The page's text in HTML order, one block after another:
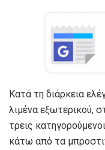
Κατά τη διάρκεια
λιμένα εξωτερικού,
τρεις
κάτω από τα